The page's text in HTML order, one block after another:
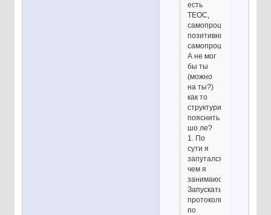
есть
ТЕОС,
самопроцесинг,
позитивный
самопроцесинг.
А не мог
бы ты
(можно
на ты?)
как то
структурировать,
пояснить
шо ле?
1. По
сути я
запутался
чем я
занимаюсь)
Запускать
протоколы
по